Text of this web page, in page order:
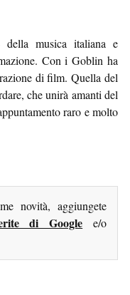
della musica italiana e
Con i Goblin ha
di film. Quella del
che unirà amanti del
raro e molto
novità, aggiungete
di Google e/o